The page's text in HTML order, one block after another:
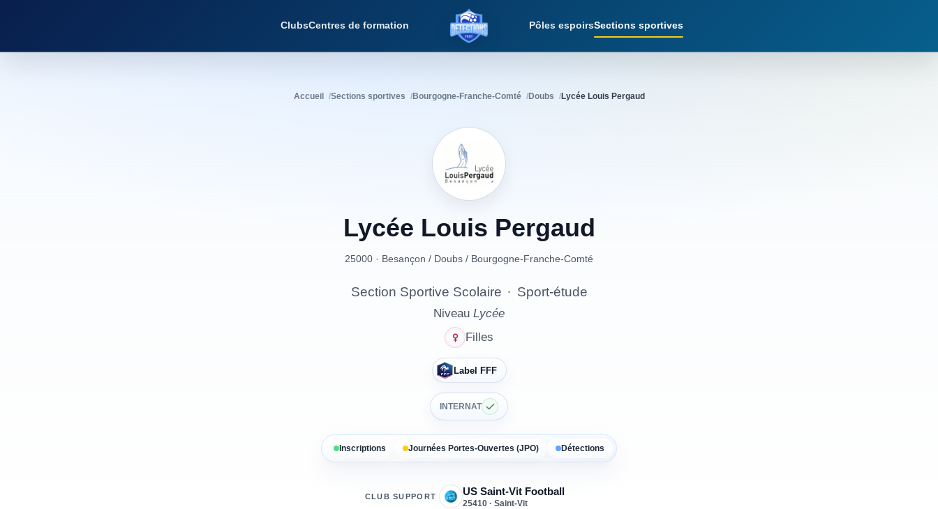
ClubsCentres de formation
Détections Foot
Pôles espoirsSections sportives
Accueil Sections sportives Bourgogne-Franche-Comté Doubs Lycée Louis Pergaud
Lycée Louis Pergaud
25000 · Besançon / Doubs / Bourgogne-Franche-Comté
Section Sportive Scolaire · Sport-étude
Niveau Lycée
Filles
Label FFF
INTERNAT
Inscriptions Journées Portes-Ouvertes (JPO) Détections
CLUB SUPPORT US Saint-Vit Football
25410 · Saint-Vit